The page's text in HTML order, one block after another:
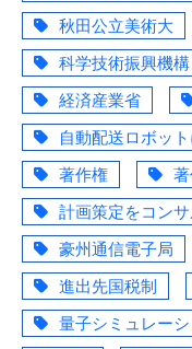
秋田公立美術大
科学技術振興機構
経済産業省
自動配送ロボッ
著作権
計画策定をコン
豪州通信電子局
進出先国税制
量子シミュレー